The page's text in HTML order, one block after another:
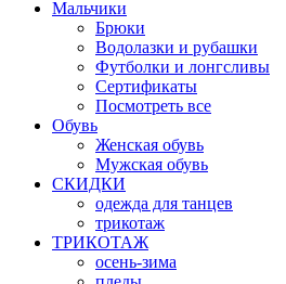
Мальчики
Брюки
Водолазки и рубашки
Футболки и лонгсливы
Сертификаты
Посмотреть все
Обувь
Женская обувь
Мужская обувь
СКИДКИ
одежда для танцев
трикотаж
ТРИКОТАЖ
осень-зима